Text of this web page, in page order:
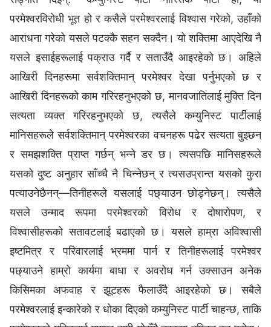
परमेश्‍वरविरोधी भूत हो र कसैले परमेश्‍वरलाई विश्‍वास गरेको, उहाँको
आराधना गरेको यसले पटक्‍कै सहन सक्दैन। यो शक्तिमा आएदेखि नै
यसले इसाईहरूलाई पक्राउ गर्दै र सताउँदै आइरहेको छ। अहिले
आखिरी दिनहरूमा सर्वशक्तिमान्‌ परमेश्‍वर देखा पर्नुभएको छ र
आखिरी दिनहरूको काम गरिरहनुभएको छ, मानवजातिलाई मुक्ति दिन
सत्यता व्यक्त गरिरहनुभएको छ, त्यसैले कम्युनिस्ट पार्टीलाई
मानिसहरूले सर्वशक्तिमान्‌ परमेश्‍वरका वचनहरू पढेर सत्यता बुझ्छन्
र समझशक्ति प्राप्त गर्छन् भन्‍ने डर छ। त्यसपछि मानिसहरूले
यसको दुष्ट अनुहार साँच्चै नै चिन्नेछन् र त्यसउप्रान्त यसको कुरा
पत्याउनेछैनन्—तिनीहरूले यसलाई पछ्याउन छोड्नेछन्। त्यसैले
यसले उन्माद रूपमा परमेश्‍वरको विरोध र दोषारोपण, र
विश्‍वासीहरूको सतावटलाई बढाएको छ। यसले हाम्रा अविश्‍वासी
इष्टमित्र र परिवारलाई भ्रममा पार्न र तिनीहरूलाई परमेश्‍वर
पछ्याउने हाम्रो कार्यमा बाधा र अवरोध गर्न उक्साउन अनेक
किसिमका अफवाह र झूटहरू फैलाउँदै आइरहेको छ। सबैले
परमेश्‍वरलाई इन्कारेको र धोका दिएको कम्युनिस्ट पार्टी चाहन्छ, ताकि